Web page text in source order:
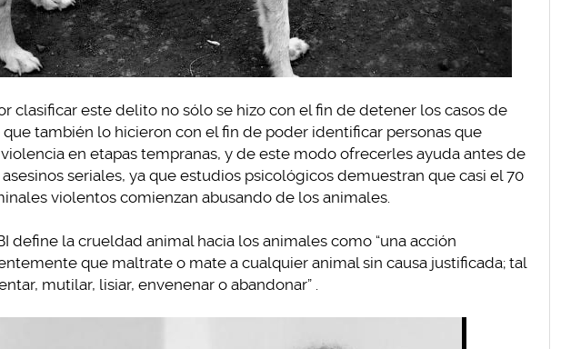
clasificar este delito no sólo se hizo con el fin de detener los casos de
también lo hicieron con el fin de poder identificar personas que
en etapas tempranas, y de este modo ofrecerles ayuda antes de
seriales, ya que estudios psicológicos demuestran que casi el 70
violentos comienzan abusando de los animales.
define la crueldad animal hacia los animales como “una acción
que maltrate o mate a cualquier animal sin causa justificada; tal
mutilar, lisiar, envenenar o abandonar” .